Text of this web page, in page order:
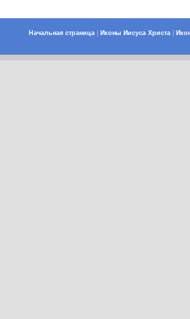
Начальная страница| Иконы Иисуса Христа|